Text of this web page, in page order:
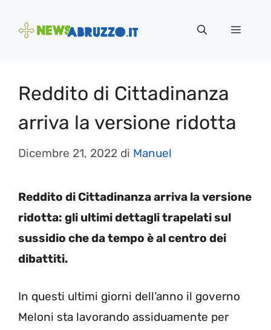
Menu
Reddito di Cittadinanza
arriva la versione ridotta
Dicembre 21, 2022 di Manuel
Reddito di Cittadinanza arriva la versione
ridotta: gli ultimi dettagli trapelati sul
sussidio che da tempo è al centro dei
dibattiti.
In questi ultimi giorni dell’anno il governo
Meloni sta lavorando assiduamente per